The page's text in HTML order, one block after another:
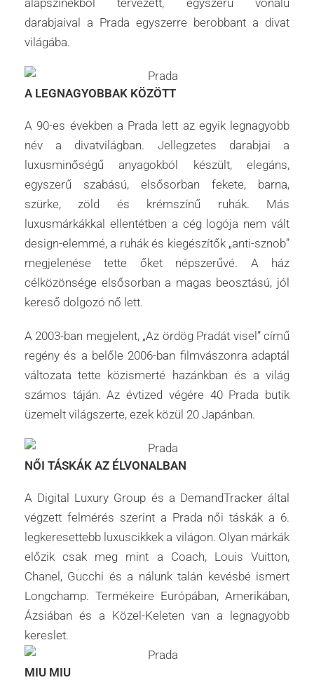
alapszínekből tervezett, egyszerű vonalú
darabjaival a Prada egyszerre berobbant a divat
világába.
A LEGNAGYOBBAK KÖZÖTT
A 90-es években a Prada lett az egyik legnagyobb
név a divatvilágban. Jellegzetes darabjai a
luxusminőségű anyagokból készült, elegáns,
egyszerű szabású, elsősorban fekete, barna,
szürke, zöld és krémszínű ruhák. Más
luxusmárkákkal ellentétben a cég logója nem vált
design-elemmé, a ruhák és kiegészítők „anti-sznob”
megjelenése tette őket népszerűvé. A ház
célközönsége elsősorban a magas beosztású, jól
kereső dolgozó nő lett.
A 2003-ban megjelent, „Az ördög Pradát visel” című
regény és a belőle 2006-ban filmvászonra adaptál
változata tette közismerté hazánkban és a világ
számos táján. Az évtized végére 40 Prada butik
üzemelt világszerte, ezek közül 20 Japánban.
NŐI TÁSKÁK AZ ÉLVONALBAN
A Digital Luxury Group és a DemandTracker által
végzett felmérés szerint a Prada női táskák a 6.
legkeresettebb luxuscikkek a világon. Olyan márkák
előzik csak meg mint a Coach, Louis Vuitton,
Chanel, Gucchi és a nálunk talán kevésbé ismert
Longchamp. Termékeire Európában, Amerikában,
Ázsiában és a Közel-Keleten van a legnagyobb
kereslet.
MIU MIU